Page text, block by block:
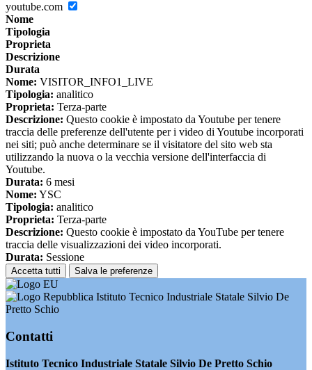
youtube.com
Nome
Tipologia
Proprieta
Descrizione
Durata
Nome: VISITOR_INFO1_LIVE
Tipologia: analitico
Proprieta: Terza-parte
Descrizione: Questo cookie è impostato da Youtube per tenere
traccia delle preferenze dell'utente per i video di Youtube incorporati
nei siti; può anche determinare se il visitatore del sito web sta
utilizzando la nuova o la vecchia versione dell'interfaccia di
Youtube.
Durata: 6 mesi
Nome: YSC
Tipologia: analitico
Proprieta: Terza-parte
Descrizione: Questo cookie è impostato da YouTube per tenere
traccia delle visualizzazioni dei video incorporati.
Durata: Sessione
Accetta tutti Salva le preferenze
Istituto Tecnico Industriale Statale Silvio De
Pretto Schio
Contatti
Istituto Tecnico Industriale Statale Silvio De Pretto Schio